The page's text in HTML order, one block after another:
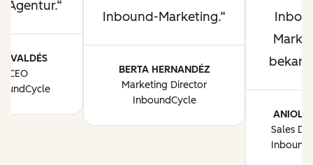
Agentur.
VALDÉS
CEO
Inbound-Marketing.
BERTA HERNANDÉZ
Marketing Director
InboundCycle
ANIOL
Sales